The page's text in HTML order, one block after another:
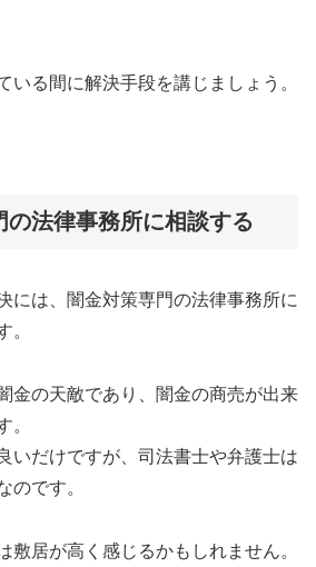
いる間に解決手段を講じましょう。
の法律事務所に相談する
には、闇金対策専門の法律事務所に
。
金の天敵であり、闇金の商売が出来
。
いだけですが、司法書士や弁護士は
のです。
敷居が高く感じるかもしれません。